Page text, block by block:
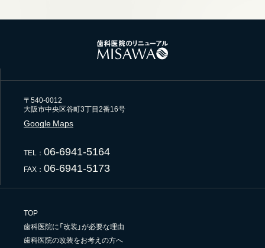
〒540-0012
大阪市中央区谷町3丁目2番16号
Google Maps
TEL： 06-6941-5164
FAX： 06-6941-5173
TOP
歯科医院に「改装」が必要な理由
歯科医院の改装をお考えの方へ